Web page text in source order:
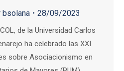
bsolana 28/09/2023
de la Universidad Carlos
ha celebrado las XXI
sobre Asociacionismo en